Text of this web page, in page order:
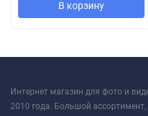
В корзину
Интернет магазин для фото и
2010 года. Большой ассортимент,